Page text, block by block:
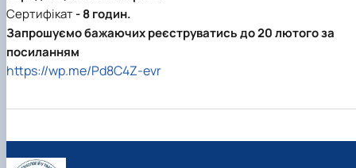
Сертифікат- 8 годин.
Запрошуємо бажаючих реєструватись до20 лютогоза
посиланням
https://wp.me/Pd8C4Z-evr